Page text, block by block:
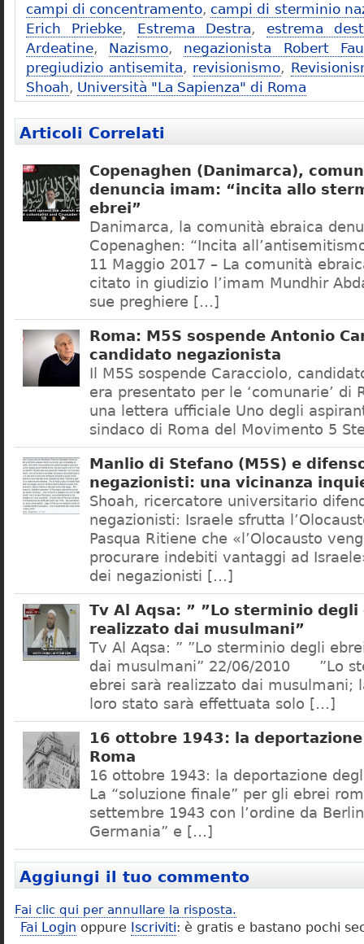
campi di concentramento, campi di sterminio
Erich Priebke, Estrema Destra, estrema
Ardeatine, Nazismo, negazionista Robert
pregiudizio antisemita, revisionismo,
Shoah, Università "La Sapienza" di Roma
Articoli Correlati
Copenaghen (Danimarca),
denuncia imam: “incita allo
ebrei”
Danimarca, la comunità ebraica
Copenaghen: “Incita
11 Maggio 2017 – La comunità
citato in giudizio l’imam Mundhir
sue preghiere […]
Roma: M5S sospende Antonio
candidato negazionista
Il M5S sospende Caracciolo,
era presentato per le ‘comunarie’ di
una lettera ufficiale Uno degli
sindaco di Roma del Movimento 5
Manlio di Stefano (M5S) e
negazionisti: una vicinanza
Shoah, ricercatore universitario
negazionisti: Israele sfrutta
Pasqua Ritiene che «l’Olocausto
procurare indebiti vantaggi ad
dei negazionisti […]
Tv Al Aqsa: ” ”Lo sterminio degli
realizzato dai musulmani”
Tv Al Aqsa: ” ”Lo sterminio degli
dai musulmani” 22/06/2010 ”Lo
ebrei sarà realizzato dai musulmani;
loro stato sarà effettuata solo […]
16 ottobre 1943: la
Roma
16 ottobre 1943: la deportazione
La “soluzione finale” per gli ebrei
settembre 1943 con l’ordine da
Germania” e […]
Aggiungi il tuo commento
Fai clic qui per annullare la risposta.
Fai Login oppure Iscriviti: è gratis e bastano pochi